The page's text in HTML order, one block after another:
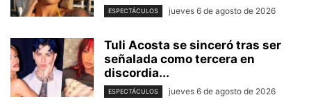
ESPECTÁCULOS jueves 6 de agosto de 2026
Tuli Acosta se sinceró tras ser
señalada como tercera en
discordia...
ESPECTÁCULOS jueves 6 de agosto de 2026